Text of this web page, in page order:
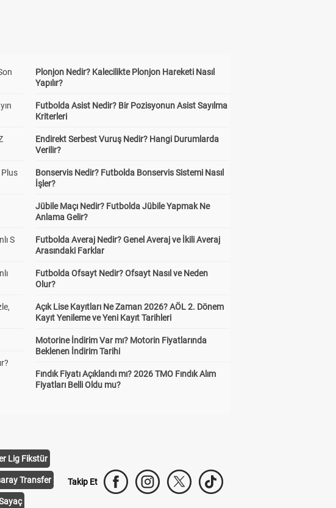
S
Plonjon Nedir? Kalecilikte Plonjon Hareketi Nasıl
Yapılır?
Futbolda Asist Nedir? Bir Pozisyonun Asist Sayılma
Kriterleri
Endirekt Serbest Vuruş Nedir? Hangi Durumlarda
Verilir?
Bonservis Nedir? Futbolda Bonservis Sistemi Nasıl
İşler?
Jübile Maçı Nedir? Futbolda Jübile Yapmak Ne
Anlama Gelir?
Futbolda Averaj Nedir? Genel Averaj ve İkili Averaj
Arasındaki Farklar
Futbolda Ofsayt Nedir? Ofsayt Nasıl ve Neden
Olur?
Açık Lise Kayıtları Ne Zaman 2026? AÖL 2. Dönem
Kayıt Yenileme ve Yeni Kayıt Tarihleri
Motorine İndirim Var mı? Motorin Fiyatlarında
Beklenen İndirim Tarihi
Fındık Fiyatı Açıklandı mı? 2026 TMO Fındık Alım
Fiyatları Belli Oldu mu?
Lig Fikstür
Transfer Takip Et